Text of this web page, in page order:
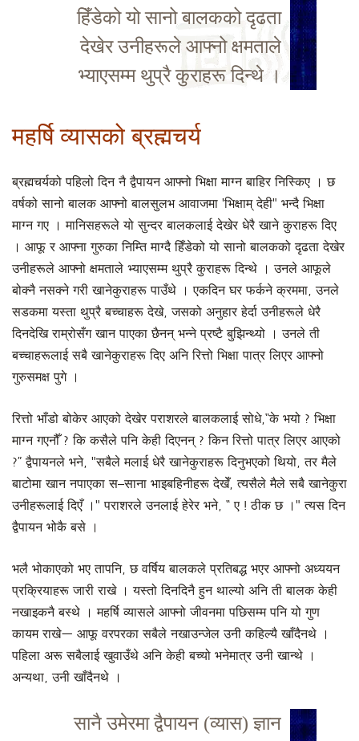
हिँडेको यो सानो बालकको दृढता
देखेर उनीहरूले आफ्नो क्षमताले
भ्याएसम्म थुप्रै कुराहरू दिन्थे ।
महर्षि व्यासको ब्रह्मचर्य
ब्रह्मचर्यको पहिलो दिन नै द्वैपायन आफ्नो भिक्षा माग्न बाहिर निस्किए । छ
वर्षको सानो बालक आफ्नो बालसुलभ आवाजमा 'भिक्षाम् देही" भन्दै भिक्षा
माग्न गए । मानिसहरूले यो सुन्दर बालकलाई देखेर धेरै खाने कुराहरू दिए
। आफू र आफ्ना गुरुका निम्ति माग्दै हिँडेको यो सानो बालकको दृढता देखेर
उनीहरूले आफ्नो क्षमताले भ्याएसम्म थुप्रै कुराहरू दिन्थे । उनले आफूले
बोक्नै नसक्ने गरी खानेकुराहरू पाउँथे । एकदिन घर फर्कने क्रममा, उनले
सडकमा यस्ता थुप्रै बच्चाहरू देखे, जसको अनुहार हेर्दा उनीहरूले धेरै
दिनदेखि राम्रोसँग खान पाएका छैनन् भन्ने प्रष्टै बुझिन्थ्यो । उनले ती
बच्चाहरूलाई सबै खानेकुराहरू दिए अनि रित्तो भिक्षा पात्र लिएर आफ्नो
गुरुसमक्ष पुगे ।
रित्तो भाँडो बोकेर आएको देखेर पराशरले बालकलाई सोधे,“के भयो ? भिक्षा
माग्न गएनौँ ? कि कसैले पनि केही दिएनन् ? किन रित्तो पात्र लिएर आएको
?” द्वैपायनले भने, "सबैले मलाई धेरै खानेकुराहरू दिनुभएको थियो, तर मैले
बाटोमा खान नपाएका स–साना भाइबहिनीहरू देखेँ, त्यसैले मैले सबै खानेकुरा
उनीहरूलाई दिएँ ।" पराशरले उनलाई हेरेर भने, “ ए ! ठीक छ ।" त्यस दिन
द्वैपायन भोकै बसे ।
भलै भोकाएको भए तापनि, छ वर्षिय बालकले प्रतिबद्ध भएर आफ्नो अध्ययन
प्रक्रियाहरू जारी राखे । यस्तो दिनदिनै हुन थाल्यो अनि ती बालक केही
नखाइकनै बस्थे । महर्षि व्यासले आफ्नो जीवनमा पछिसम्म पनि यो गुण
कायम राखे— आफू वरपरका सबैले नखाउन्जेल उनी कहिल्यै खाँदैनथे ।
पहिला अरू सबैलाई खुवाउँथे अनि केही बच्यो भनेमात्र उनी खान्थे ।
अन्यथा, उनी खाँदैनथे ।
सानै उमेरमा द्वैपायन (व्यास) ज्ञान